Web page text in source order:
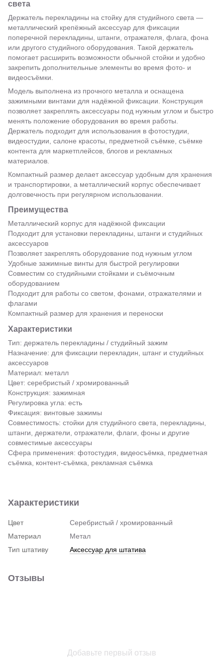
света
Держатель перекладины на стойку для студийного света —
металлический крепёжный аксессуар для фиксации
поперечной перекладины, штанги, отражателя, флага, фона
или другого студийного оборудования. Такой держатель
помогает расширить возможности обычной стойки и удобно
закрепить дополнительные элементы во время фото- и
видеосъёмки.
Модель выполнена из прочного металла и оснащена
зажимными винтами для надёжной фиксации. Конструкция
позволяет закреплять аксессуары под нужным углом и быстро
менять положение оборудования во время работы.
Держатель подходит для использования в фотостудии,
видеостудии, салоне красоты, предметной съёмке, съёмке
контента для маркетплейсов, блогов и рекламных
материалов.
Компактный размер делает аксессуар удобным для хранения
и транспортировки, а металлический корпус обеспечивает
долговечность при регулярном использовании.
Преимущества
Металлический корпус для надёжной фиксации
Подходит для установки перекладины, штанги и студийных
аксессуаров
Позволяет закреплять оборудование под нужным углом
Удобные зажимные винты для быстрой регулировки
Совместим со студийными стойками и съёмочным
оборудованием
Подходит для работы со светом, фонами, отражателями и
флагами
Компактный размер для хранения и переноски
Характеристики
Тип: держатель перекладины / студийный зажим
Назначение: для фиксации перекладин, штанг и студийных
аксессуаров
Материал: металл
Цвет: серебристый / хромированный
Конструкция: зажимная
Регулировка угла: есть
Фиксация: винтовые зажимы
Совместимость: стойки для студийного света, перекладины,
штанги, держатели, отражатели, флаги, фоны и другие
совместимые аксессуары
Сфера применения: фотостудия, видеосъёмка, предметная
съёмка, контент-съёмка, рекламная съёмка
Характеристики
Цвет
Серебристый / хромированный
Материал
Метал
Тип штативу
Аксессуар для штатива
Отзывы
Добавьте первый отзыв